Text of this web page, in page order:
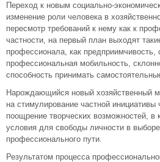
Переход к новым социально-
изменение роли человека в
пересмотр требований к нему как к
частности, на первый план выходят
профессионала, как предприимчивость,
профессиональная мобильность,
способность принимать
Нарождающийся новый хозяйственный
на стимулирование частной инициативы
поощрение творческих возможностей, в
условия для свободы личности в
профессионального пути.
Результатом процесса